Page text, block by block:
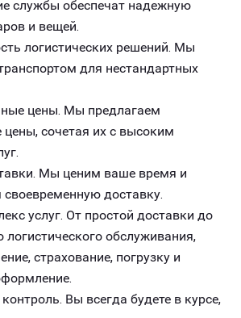
службы обеспечат надежную
и вещей.
логистических решений. Мы
для нестандартных
цены. Мы предлагаем
цены, сочетая их с высоким
Мы ценим ваше время и
своевременную доставку.
услуг. От простой доставки до
логистического обслуживания,
страхование, погрузку и
Вы всегда будете в курсе,